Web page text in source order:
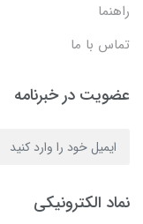
راهنما
تماس با ما
عضویت در خبرنامه
نماد الکترونیکی